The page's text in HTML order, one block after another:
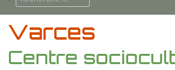
Varces
Centre